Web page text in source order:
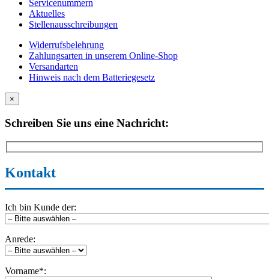
Servicenummern
Aktuelles
Stellenausschreibungen
Widerrufsbelehrung
Zahlungsarten in unserem Online-Shop
Versandarten
Hinweis nach dem Batteriegesetz
×
Schreiben Sie uns eine Nachricht:
Kontakt
Ich bin Kunde der:
Anrede:
Vorname*: